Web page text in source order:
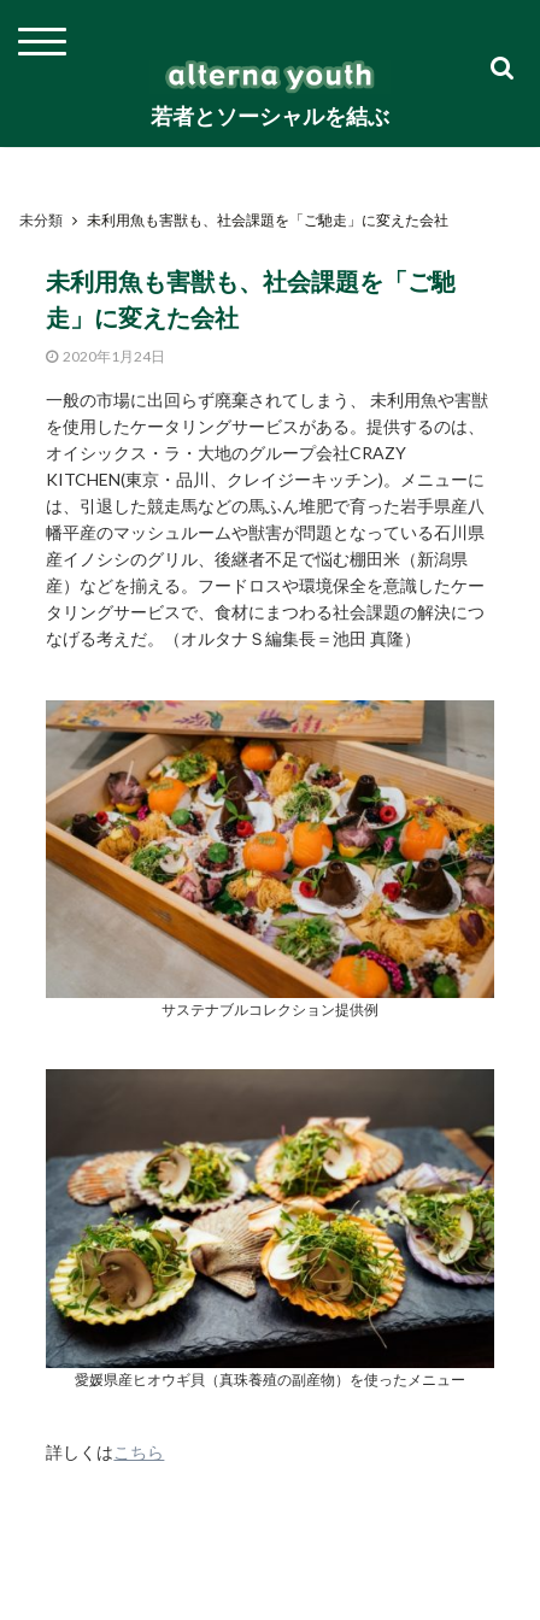
若者とソーシャルを結ぶ
未分類 未利用魚も害獣も、社会課題を「ご馳走」に変えた会社
未利用魚も害獣も、社会課題を「ご馳
走」に変えた会社
2020年1月24日
一般の市場に出回らず廃棄されてしまう、 未利用魚や害獣
を使用したケータリングサービスがある。提供するのは、
オイシックス・ラ・大地のグループ会社CRAZY
KITCHEN(東京・品川、クレイジーキッチン)。メニューに
は、引退した競走馬などの馬ふん堆肥で育った岩手県産八
幡平産のマッシュルームや獣害が問題となっている石川県
産イノシシのグリル、後継者不足で悩む棚田米（新潟県
産）などを揃える。フードロスや環境保全を意識したケー
タリングサービスで、食材にまつわる社会課題の解決につ
なげる考えだ。（オルタナＳ編集長＝池田 真隆）
サステナブルコレクション提供例
愛媛県産ヒオウギ貝（真珠養殖の副産物）を使ったメニュー
詳しくはこちら